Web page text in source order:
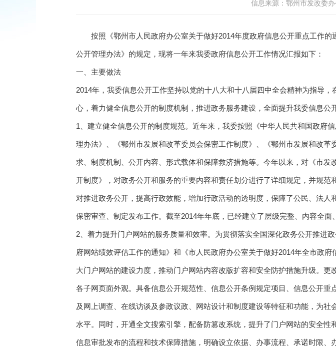
信息来源：鄂州市发改委
按照《鄂州市人民政府办公室关于做好2014年度政府信息公开重点工作的
公开管理办法》的规定，现将一年来我委政府信息公开工作情况汇报如下：
一、主要做法
2014年，我委信息公开工作坚持以党的十八大和十八届四中全会精神为指导
心，着力健全信息公开的制度机制，推进政务服务建设，全面提升我委信息公
1、建立健全信息公开的制度规范。近年来，我委按照《中华人民共和国政府
理办法》、《鄂州市发展和改革委员会保密工作制度》、《鄂州市发展和改
求、制度机制、公开内容、形式载体和保障救济措施等。今年以来，对《市
开制度》，对政务公开和服务的重要内容和责任划分进行了详细规定，并规
对推进政务公开，提高行政效能，增加行政活动的透明度，保障了公民、法
保密审查、制定发布工作。截至2014年年底，已经建立了层级完整、内容全面
2、着力提升门户网站的服务质量和效率。为贯彻落实全国深化政务公开推进
府网站绩效评估工作的通知》和《市人民政府办公室关于做好2014年全市政
大门户网站的建设力度，推动门户网站内容改版扩容和安全防护措施升级。
各子网页面外观。具备信息公开规范性、信息公开条例规定项目、信息公开
及网上调查、在线访谈及参政议政、网站设计和制度建设等特征和功能，为
水平。同时，开通全文搜索引擎，配备防篡改系统，提升了门户网站的安全
信息审批发布的流程和技术保障措施，明确设立依据、办事流程、承诺时限、